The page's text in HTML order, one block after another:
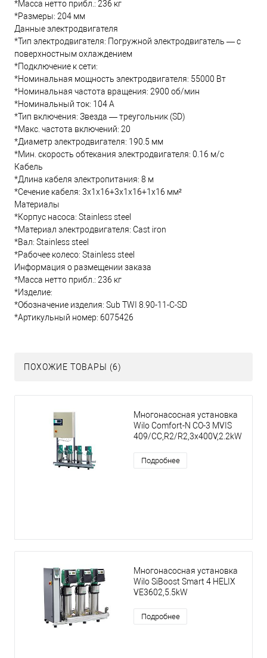
*Масса нетто прибл.: 236 кг
*Размеры: 204 мм
Данные электродвигателя
*Тип электродвигателя: Погружной электродвигатель — с
поверхностным охлаждением
*Подключение к сети:
*Номинальная мощность электродвигателя: 55000 Вт
*Номинальная частота вращения: 2900 об/мин
*Номинальный ток: 104 А
*Тип включения: Звезда — треугольник (SD)
*Макс. частота включений: 20
*Диаметр электродвигателя: 190.5 мм
*Мин. скорость обтекания электродвигателя: 0.16 м/с
Кабель
*Длина кабеля электропитания: 8 м
*Сечение кабеля: 3x1x16+3x1x16+1x16 мм²
Материалы
*Корпус насоса: Stainless steel
*Материал электродвигателя: Cast iron
*Вал: Stainless steel
*Рабочее колесо: Stainless steel
Информация о размещении заказа
*Масса нетто прибл.: 236 кг
*Изделие:
*Обозначение изделия: Sub TWI 8.90-11-C-SD
*Артикульный номер: 6075426
ПОХОЖИЕ ТОВАРЫ (6)
Многонасосная установка
Wilo Comfort-N CO-3 MVIS
409/CC,R2/R2,3x400V,2.2kW
Подробнее
Многонасосная установка
Wilo SiBoost Smart 4 HELIX
VE3602,5.5kW
Подробнее